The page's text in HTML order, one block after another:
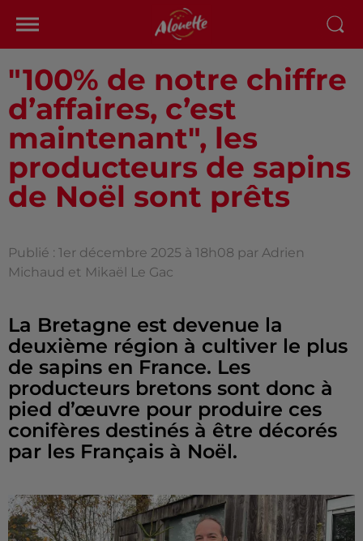
"100% de notre chiffre
d’affaires, c’est
maintenant", les
producteurs de sapins
de Noël sont prêts
Publié : 1er décembre 2025 à 18h08 par Adrien
Michaud et Mikaël Le Gac
La Bretagne est devenue la
deuxième région à cultiver le plus
de sapins en France. Les
producteurs bretons sont donc à
pied d’œuvre pour produire ces
conifères destinés à être décorés
par les Français à Noël.